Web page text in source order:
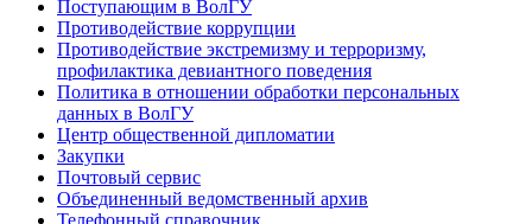
Поступающим в ВолГУ
Противодействие коррупции
Противодействие экстремизму и терроризму,
профилактика девиантного поведения
Политика в отношении обработки персональных
данных в ВолГУ
Центр общественной дипломатии
Закупки
Почтовый сервис
Объединенный ведомственный архив
Телефонный справочник